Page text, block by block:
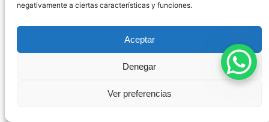
negativamente a ciertas características y funciones.
Aceptar
Denegar
Ver preferencias
Seguridad asistencial: garantiza cuidados
: las prestaciones no dependen
de las vicisitudes económicas del
cuidados a necesidades específicas.